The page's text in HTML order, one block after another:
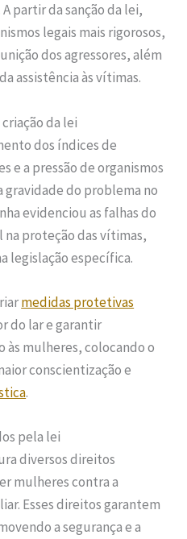
partir da sanção da lei,
legais mais rigorosos,
dos agressores, além
assistência às vítimas.
da lei
dos índices de
e a pressão de organismos
gravidade do problema no
evidenciou as falhas do
na proteção das vítimas,
legislação específica.
medidas protetivas
do lar e garantir
às mulheres, colocando o
conscientização e
.
pela lei
diversos direitos
mulheres contra a
Esses direitos garantem
a segurança e a